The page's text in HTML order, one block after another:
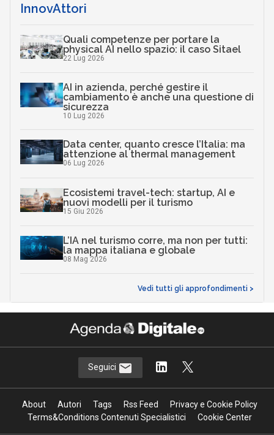
InnovAttori
Quali competenze per portare la
physical AI nello spazio: il caso Sitael
22 Lug 2026
AI in azienda, perché gestire il
cambiamento è anche una questione di
sicurezza
10 Lug 2026
Data center, quanto cresce l’Italia: ma
attenzione al thermal management
06 Lug 2026
Ecosistemi travel-tech: startup, AI e
nuovi modelli per il turismo
15 Giu 2026
L’IA nel turismo corre, ma non per tutti:
la mappa italiana e globale
08 Mag 2026
Vedi tutti gli approfondimenti >
Seguici
About Autori Tags Rss Feed
Privacy e Cookie Policy
Terms&Conditions Contenuti Specialistici
Cookie Center